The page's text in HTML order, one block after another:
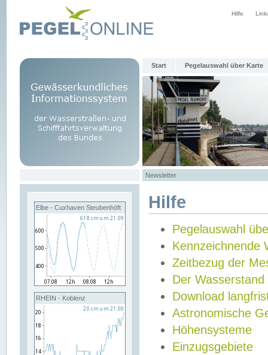
Hilfe
Start Pegelauswahl über Karte
Newsletter
Elbe - Cuxhaven Steubenhöft
RHEIN - Koblenz
Hilfe
Pegelauswahl
Kennzeichnende
Zeitbezug der
Der Wasserstand
Download
Astronomische
Höhensysteme
Einzugsgebiete